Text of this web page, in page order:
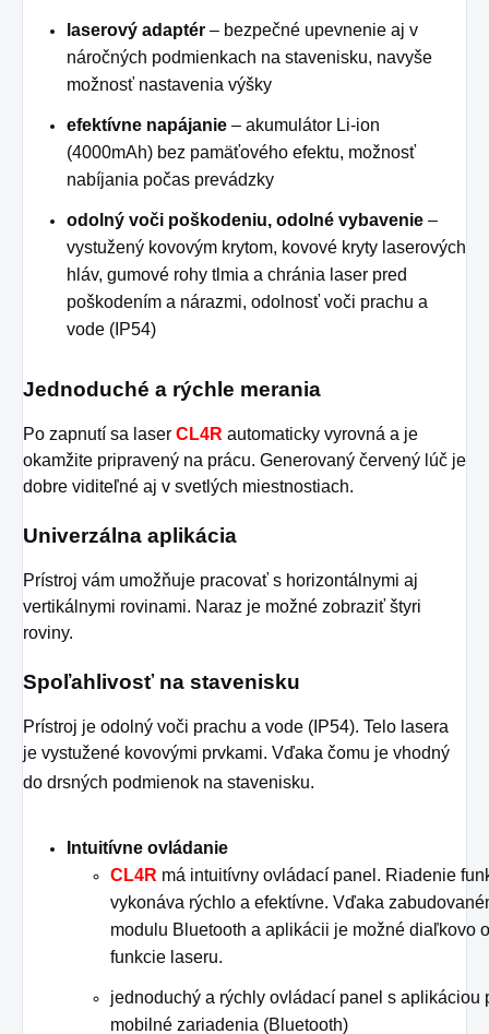
laserový adaptér – bezpečné upevnenie aj v
náročných podmienkach na stavenisku, navyše
možnosť nastavenia výšky
efektívne napájanie – akumulátor Li-ion
(4000mAh) bez pamäťového efektu, možnosť
nabíjania počas prevádzky
odolný voči poškodeniu, odolné vybavenie –
vystužený kovovým krytom, kovové kryty laserových
hláv, gumové rohy tlmia a chránia laser pred
poškodením a nárazmi, odolnosť voči prachu a
vode (IP54)
Jednoduché a rýchle merania
Po zapnutí sa laser CL4R automaticky vyrovná a je
okamžite pripravený na prácu. Generovaný červený lúč je
dobre viditeľné aj v svetlých miestnostiach.
Univerzálna aplikácia
Prístroj vám umožňuje pracovať s horizontálnymi aj
vertikálnymi rovinami. Naraz je možné zobraziť štyri
roviny.
Spoľahlivosť na stavenisku
Prístroj je odolný voči prachu a vode (IP54). Telo lasera
je vystužené kovovými prvkami. Vďaka čomu je vhodný
do drsných podmienok na stavenisku.
Intuitívne ovládanie
CL4R má intuitívny ovládací panel. Riadenie
vykonáva rýchlo a efektívne. Vďaka
modulu Bluetooth a aplikácii je možné diaľkovo
funkcie laseru.
jednoduchý a rýchly ovládací panel s aplikáciou
mobilné zariadenia (Bluetooth)